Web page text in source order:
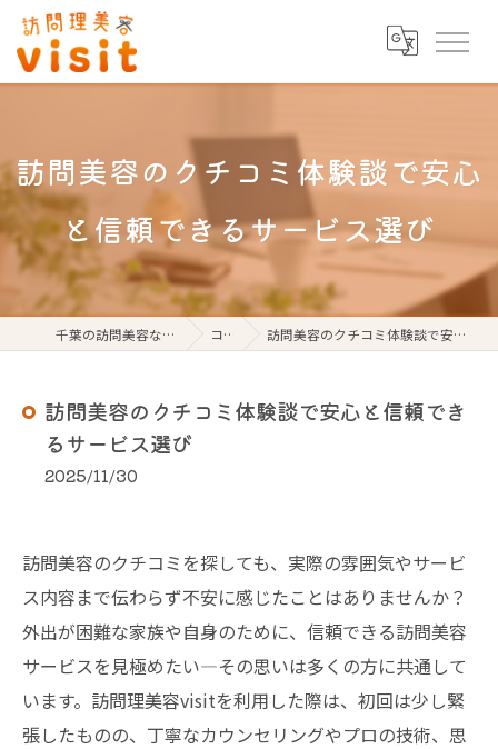
訪問美容のクチコミ体験談で安心
と信頼できるサービス選び
千葉の訪問美容なら訪問理美容visit コラム 訪問美容のクチコミ体験談で安心と信頼できるサービス選び
訪問美容のクチコミ体験談で安心と信頼でき
るサービス選び
2025/11/30
訪問美容のクチコミを探しても、実際の雰囲気やサービ
ス内容まで伝わらず不安に感じたことはありませんか？
外出が困難な家族や自身のために、信頼できる訪問美容
サービスを見極めたい―その思いは多くの方に共通して
います。訪問理美容visitを利用した際は、初回は少し緊
張したものの、丁寧なカウンセリングやプロの技術、思